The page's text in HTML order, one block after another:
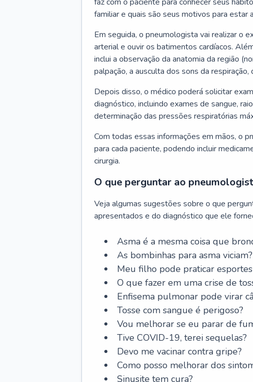
familiar e quais são seus motivos para estar
Em seguida, o pneumologista vai realizar o
arterial e ouvir os batimentos cardíacos.
inclui a observação da anatomia da região
palpação, a ausculta dos sons da
Depois disso, o médico poderá solicitar
diagnóstico, incluindo exames de sangue,
determinação das pressões respiratórias
Com todas essas informações em mãos, o
para cada paciente, podendo incluir
cirurgia.
O que perguntar ao
Veja algumas sugestões sobre o que
apresentados e do diagnóstico que ele
Asma é a mesma coisa que
As bombinhas para asma viciam?
Meu filho pode praticar
O que fazer em uma crise de
Enfisema pulmonar pode virar
Tosse com sangue é perigoso?
Vou melhorar se eu parar de
Tive COVID-19, terei sequelas?
Devo me vacinar contra gripe?
Como posso melhorar dos
Sinusite tem cura?